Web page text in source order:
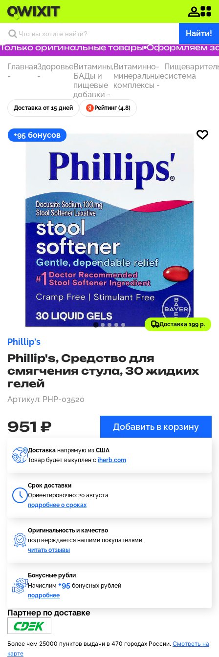
Найти!
оригинальные товары Оформляем
Главная
-
Здоровье
-
Витамины,
БАДы и
пищевые
добавки -
Витаминно-
минеральные
комплексы -
система
Доставка от 15 дней Рейтинг (4.8)
+95 бонусов
Доставка 199 р.
Phillip's
Phillip's, Средство для
смягчения стула, 30 жидких
гелей
Артикул: PHP-03520
951 ₽ Добавить в корзину
Доставка напрямую из США
Товар будет выкуплен с iherb.com
Cрок доставки
Ориентировочно: 20 августа
подробнее о сроках
Оригинальность и качество
подтверждается нашими покупателями,
читать отзывы
Бонусные рубли
Начислим +95 бонусных рублей
подробнее
Партнер по доставке
Более чем 25000 пунктов выдачи в 470 городах России. Смотреть на
карте